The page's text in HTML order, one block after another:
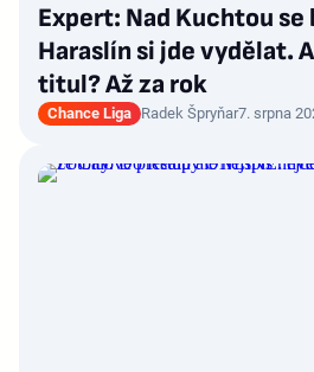
Expert: Nad Kuchtou
Haraslín si jde vydělat.
titul? Až za rok
Chance Liga Radek Špryňar7. srpna